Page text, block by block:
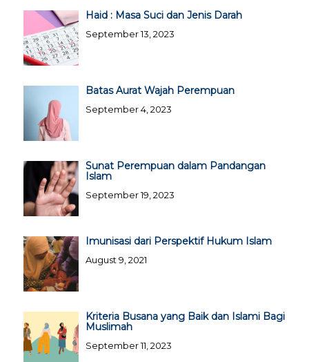
Haid : Masa Suci dan Jenis Darah
September 13, 2023
Batas Aurat Wajah Perempuan
September 4, 2023
Sunat Perempuan dalam Pandangan
Islam
September 19, 2023
Imunisasi dari Perspektif Hukum Islam
August 9, 2021
Kriteria Busana yang Baik dan Islami Bagi
Muslimah
September 11, 2023